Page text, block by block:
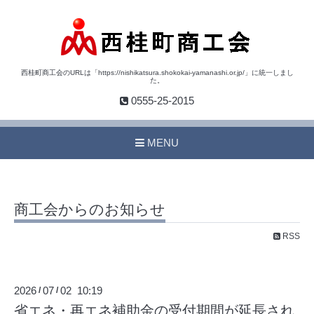
西桂町商工会のURLは「https://nishikatsura.shokokai-yamanashi.or.jp/」に統一しまし
た。
0555-25-2015
MENU
商工会からのお知らせ
RSS
2026 /07 /02 10:19
省エネ・再エネ補助金の受付期間が延長され